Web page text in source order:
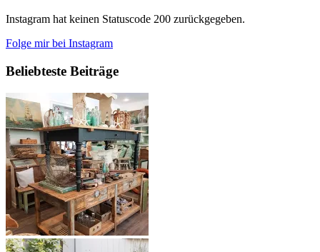
Instagram hat keinen Statuscode 200 zurückgegeben.
Folge mir bei Instagram
Beliebteste Beiträge